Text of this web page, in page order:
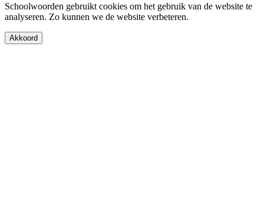
Schoolwoorden gebruikt cookies om het gebruik van de website te
analyseren. Zo kunnen we de website verbeteren.
Akkoord